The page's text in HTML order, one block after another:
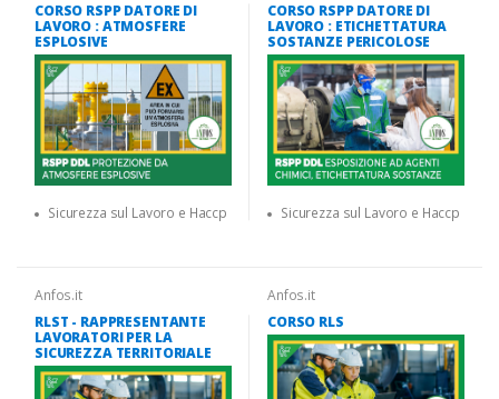
CORSO RSPP DATORE DI
LAVORO : ATMOSFERE
ESPLOSIVE
Sicurezza sul Lavoro e Haccp
CORSO RSPP DATORE DI
LAVORO : ETICHETTATURA
SOSTANZE PERICOLOSE
Sicurezza sul Lavoro e Haccp
Anfos.it
RLST - RAPPRESENTANTE
LAVORATORI PER LA
SICUREZZA TERRITORIALE
Anfos.it
CORSO RLS